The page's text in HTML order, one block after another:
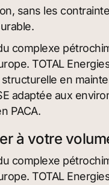
sans les
complexe
TOTAL
en
adaptée aux
PACA.
à votre
complexe
TOTAL